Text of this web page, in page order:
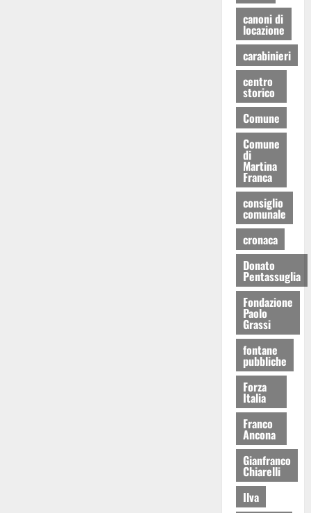
canoni di
locazione
carabinieri
centro
storico
Comune
Comune
di
Martina
Franca
consiglio
comunale
cronaca
Donato
Pentassuglia
Fondazione
Paolo
Grassi
fontane
pubbliche
Forza
Italia
Franco
Ancona
Gianfranco
Chiarelli
Ilva